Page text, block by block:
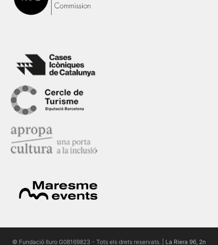
© Fundació Iluro G08169823 - Tots els drets reservats. | La Riera 96, 2n